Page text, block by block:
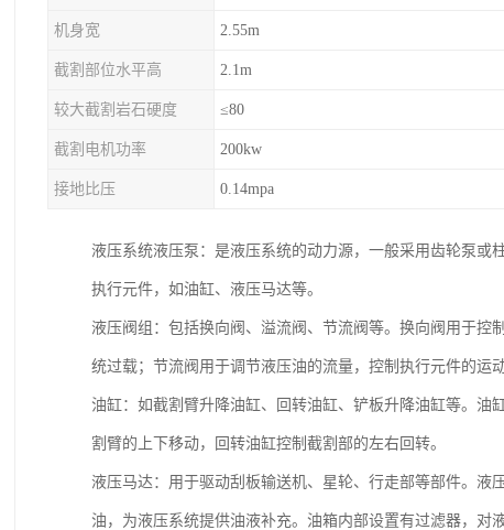
机身宽 2.55m
截割部位水平高 2.1m
较大截割岩石硬度 ≤80
截割电机功率 200kw
接地比压 0.14mpa
液压系统液压泵：是液压系统的动力源，一般采用齿轮泵
执行元件，如油缸、液压马达等。
液压阀组：包括换向阀、溢流阀、节流阀等。换向阀用于控
统过载；节流阀用于调节液压油的流量，控制执行元件的运动
油缸：如截割臂升降油缸、回转油缸、铲板升降油缸等。
割臂的上下移动，回转油缸控制截割部的左右回转。
液压马达：用于驱动刮板输送机、星轮、行走部等部件。液
油，为液压系统提供油液补充。油箱内部设置有过滤器，对